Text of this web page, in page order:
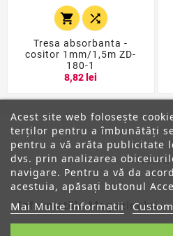
 
Tresa absorbanta -
cositor 1mm/1,5m ZD-
180-1
8,82 lei
ANPC
Informatiile Magazinului
Acest site web folosește
terților pentru a îmbunătăți
pentru a vă arăta publicitate
dvs. prin analizarea
navigare. Pentru a vă da
acestuia, apăsați butonul
Mai Multe Informatii